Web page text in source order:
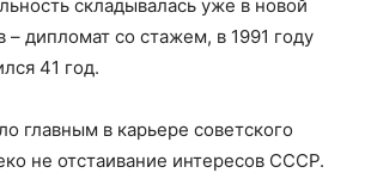
складывалась уже в новой
– дипломат со стажем, в 1991 году
41 год.
главным в карьере советского
не отстаивание интересов СССР.